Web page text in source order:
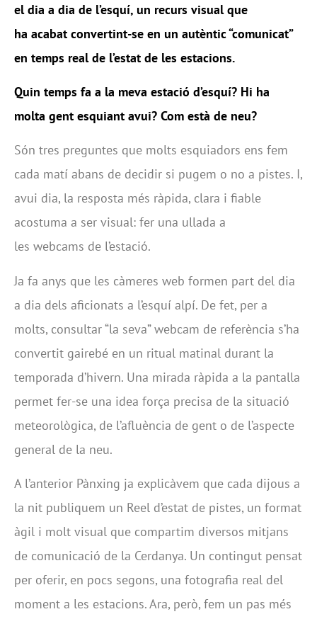
eldia a dia de l’esquí, un recurs visual que
ha acabat convertint-se en un autèntic“comunicat”
en temps real de l’estat de les estacions.
Quin temps fa a la meva estació d’esquí? Hi ha
molta gent esquiant avui? Com està de neu?
Són tres preguntes que molts esquiadors ens fem
cada matí abans de decidir si pugem o no a pistes. I,
avui dia, la resposta més ràpida, clara i fiable
acostuma a ser visual: fer una ullada a
les webcams de l’estació.
Ja fa anys que les càmeres web formen part del dia
a dia dels aficionats a l’esquí alpí. De fet, per a
molts, consultar “la seva” webcam de referència s’ha
convertit gairebé en un ritual matinal durant la
temporada d’hivern. Una mirada ràpida a la pantalla
permet fer-se una idea força precisa de la situació
meteorològica, de l’afluència de gent o de l’aspecte
general de la neu.
A l’anterior Pànxing ja explicàvem que cada dijous a
la nit publiquem un Reel d’estat de pistes, un format
àgil i molt visual que compartim diversos mitjans
de comunicació de la Cerdanya. Un contingut pensat
per oferir, en pocs segons, una fotografia real del
moment a les estacions. Ara, però, fem un pas més